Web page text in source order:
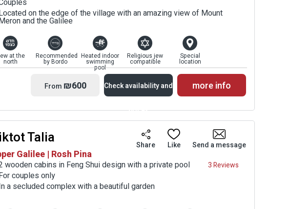
on the edge of the village with an amazing view of Mount
and the Galilee
at the
north
Recommended
by Bordo
Heated indoor
swimming
pool
Religious jew
compatible
Special
location
From ₪600 Check availability and
prices
Availability and
Prices
more info
Talia
Galilee | Rosh Pina
3 Reviews
wooden cabins in Feng Shui design with a private pool
couples only
a secluded complex with a beautiful garden
Share Like Send a message